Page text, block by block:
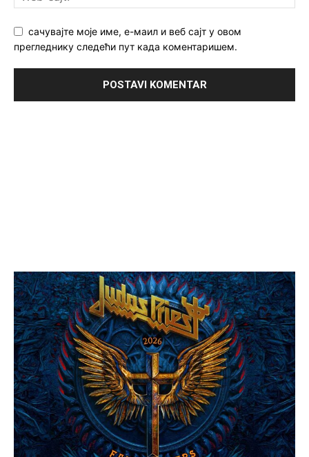
сачувајте моје име, е-маил и веб сајт у овом
прегледнику следећи пут када коментаришем.